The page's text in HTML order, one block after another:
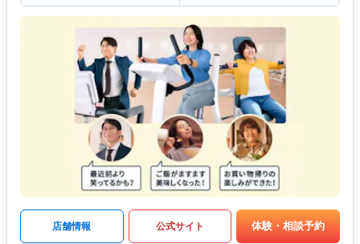
店舗情報 公式サイト 体験・相談予約